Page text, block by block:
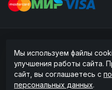
ссылка на
Информация на сайте не
Точную стоимость и
Мы используем файлы
улучшения работы сайта.
сайт, вы соглашаетесь с
персональных данных.